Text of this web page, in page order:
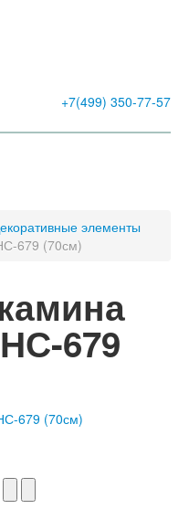
+7(499) 350-77-57
элементы
679 (70см)
679